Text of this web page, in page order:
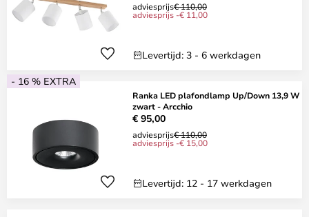
adviesprijs€ 110,00
adviesprijs -€ 11,00
Levertijd: 3 - 6 werkdagen
- 16 % EXTRA
Ranka LED plafondlamp Up/Down 13,9 W
zwart - Arcchio
€ 95,00
adviesprijs€ 110,00
adviesprijs -€ 15,00
Levertijd: 12 - 17 werkdagen